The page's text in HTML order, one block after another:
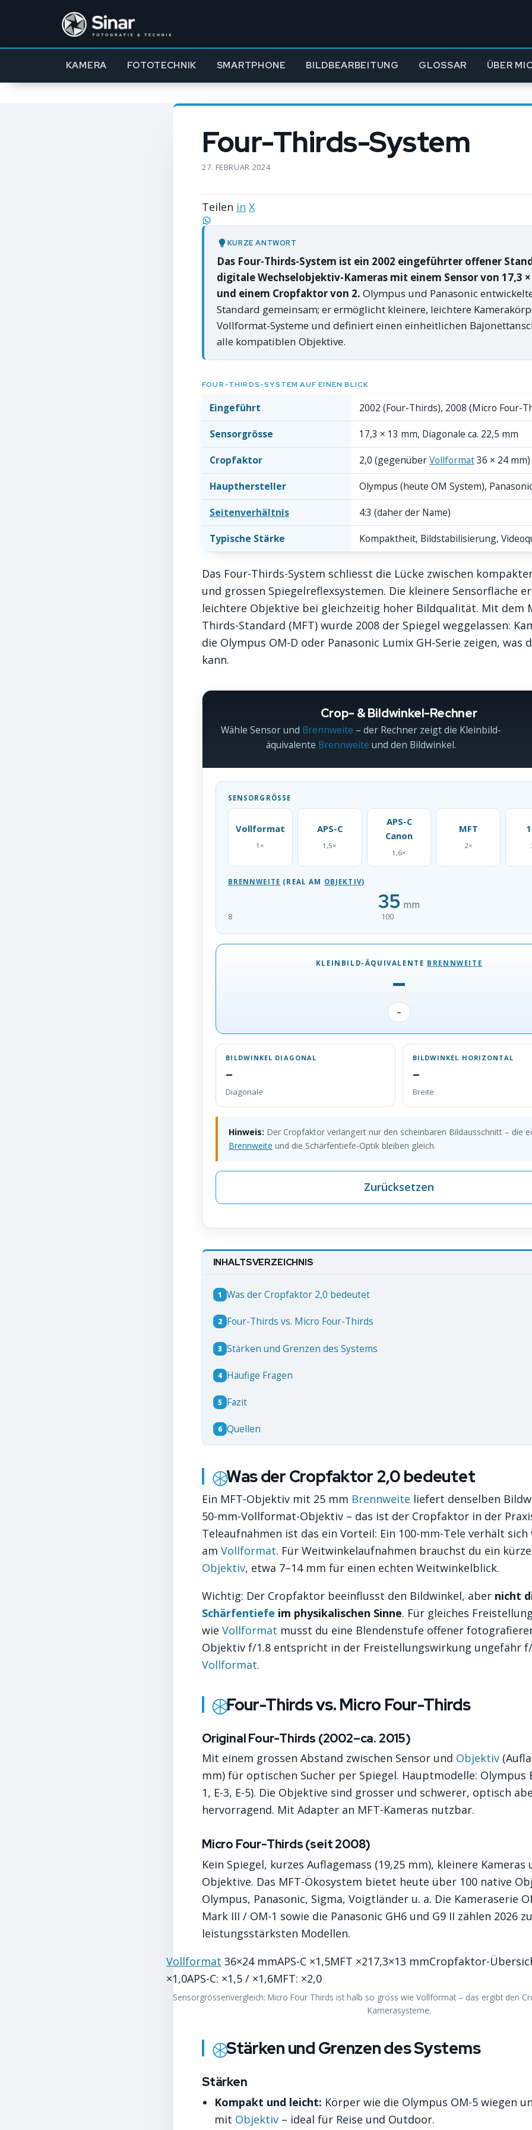
KAMERA FOTOTECHNIK SMARTPHONE BILDBEARBEITUNG GLOSSAR ÜBER
Four-Thirds-System
27. FEBRUAR 2024
Teilen in X
KURZE ANTWORT
Das Four-Thirds-System ist ein 2002 eingeführter offener
digitale Wechselobjektiv-Kameras mit einem Sensor von 17,3
und einem Cropfaktor von 2. Olympus und Panasonic
Standard gemeinsam; er ermöglicht kleinere, leichtere
Vollformat-Systeme und definiert einen einheitlichen
alle kompatiblen Objektive.
FOUR-THIRDS-SYSTEM AUF EINEN BLICK
Eingeführt
2002 (Four-Thirds), 2008 (Micro Four-
Sensorgrösse
17,3 × 13 mm, Diagonale ca. 22,5 mm
Cropfaktor
2,0 (gegenüberVollformat36 × 24 mm)
Haupthersteller
Olympus (heute OM System),
Seitenverhältnis
4:3 (daher der Name)
Typische Stärke
Kompaktheit, Bildstabilisierung,
Das Four-Thirds-System schliesst die Lücke zwischen
und grossen Spiegelreflexsystemen. Die kleinere Sensorfläche
leichtere Objektive bei gleichzeitig hoher Bildqualität. Mit dem
Thirds-Standard (MFT) wurde 2008 der Spiegel weggelassen:
die Olympus OM-D oder Panasonic Lumix GH-Serie zeigen, was
kann.
Crop- & Bildwinkel-Rechner
Wähle Sensor und Brennweite – der Rechner zeigt die Kleinbild-
äquivalente Brennweite und den Bildwinkel.
SENSORGRÖSSE
Vollformat
1×
APS-C
1,5×
APS-C
Canon
1,6×
MFT
2×
BRENNWEITE (REAL AM OBJEKTIV)
35 mm
8 100
KLEINBILD-ÄQUIVALENTE BRENNWEITE
–
–
BILDWINKEL DIAGONAL
–
Diagonale
BILDWINKEL HORIZONTAL
–
Breite
Hinweis: Der Cropfaktor verlängert nur den scheinbaren Bildausschnitt – die
Brennweite und die Schärfentiefe-Optik bleiben gleich.
Zurücksetzen
INHALTSVERZEICHNIS
1 Was der Cropfaktor 2,0 bedeutet
2 Four-Thirds vs. Micro Four-Thirds
3 Stärken und Grenzen des Systems
4 Häufige Fragen
5 Fazit
6 Quellen
Was der Cropfaktor 2,0 bedeutet
Ein MFT-Objektiv mit 25 mm Brennweite liefert denselben
50-mm-Vollformat-Objektiv – das ist der Cropfaktor in der
Teleaufnahmen ist das ein Vorteil: Ein 100-mm-Tele verhält sich
am Vollformat. Für Weitwinkelaufnahmen brauchst du ein
Objektiv, etwa 7–14 mm für einen echten Weitwinkelblick.
Wichtig: Der Cropfaktor beeinflusst den Bildwinkel, aber nicht
Schärfentiefe im physikalischen Sinne. Für gleiches
wie Vollformat musst du eine Blendenstufe offener
Objektiv f/1.8 entspricht in der Freistellungswirkung ungefähr
Vollformat.
Four-Thirds vs. Micro Four-Thirds
Original Four-Thirds (2002–ca. 2015)
Mit einem grossen Abstand zwischen Sensor und Objektiv
mm) für optischen Sucher per Spiegel. Hauptmodelle: Olympus
1, E-3, E-5). Die Objektive sind grosser und schwerer, optisch
hervorragend. Mit Adapter an MFT-Kameras nutzbar.
Micro Four-Thirds (seit 2008)
Kein Spiegel, kurzes Auflagemass (19,25 mm), kleinere Kameras
Objektive. Das MFT-Ökosystem bietet heute über 100 native
Olympus, Panasonic, Sigma, Voigtländer u. a. Die Kameraserie
Mark III / OM-1 sowie die Panasonic GH6 und G9 II zählen 2026
leistungsstärksten Modellen.
Vollformat 36×24 mmAPS-C ×1,5MFT ×217,3×13 mmCropfaktor-
×1,0APS-C: ×1,5 / ×1,6MFT: ×2,0
Sensorgrössenvergleich: Micro Four Thirds ist halb so gross wie Vollformat – das ergibt den
Kamerasysteme.
Stärken und Grenzen des Systems
Stärken
Kompakt und leicht: Körper wie die Olympus OM-5 wiegen
mit Objektiv– ideal für Reise und Outdoor.